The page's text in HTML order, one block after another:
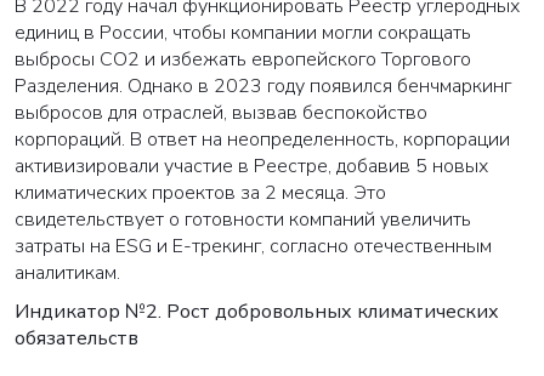
В 2022 году начал функционировать Реестр углеродных
единиц в России, чтобы компании могли сокращать
выбросы CO2 и избежать европейского Торгового
Разделения. Однако в 2023 году появился бенчмаркинг
выбросов для отраслей, вызвав беспокойство
корпораций. В ответ на неопределенность, корпорации
активизировали участие в Реестре, добавив 5 новых
климатических проектов за 2 месяца. Это
свидетельствует о готовности компаний увеличить
затраты на ESG и E-трекинг, согласно отечественным
аналитикам.
Индикатор №2. Рост добровольных климатических
обязательств